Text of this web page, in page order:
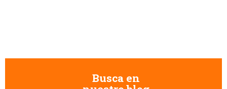
Busca en